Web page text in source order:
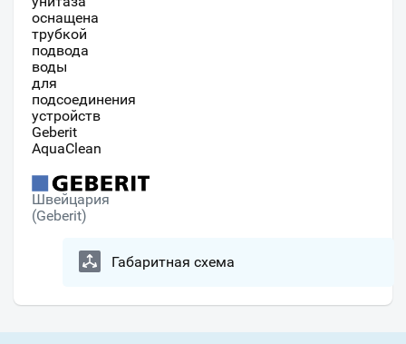
оснащена
трубкой
подвода
воды
для
подсоединения
устройств
Geberit
AquaClean
Швейцария
(Geberit)
Габаритная схема